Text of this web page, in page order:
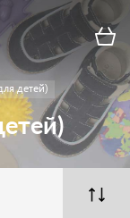
детей)